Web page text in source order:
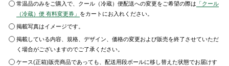
常温品のみをご購入で、クール（冷蔵）便配送への変更をご希望の際は 「クール
（冷蔵）便 有料変更券」 をカートにお入れください。
掲載写真はイメージです。
掲載している内容、規格、デザイン、価格の変更および販売を終了させていただ
く場合がございますのでご了承ください。
ケース(正箱)販売商品であっても、配送用段ボールに移し替えた状態でお届けす